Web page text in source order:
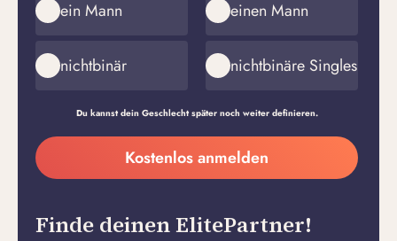
ein Mann
nichtbinär
einen Mann
nichtbinäre Singles
Du kannst dein Geschlecht später noch weiter definieren.
Meine
E-
Adresse
erstellen
Kostenlos anmelden
Finde deinen ElitePartner!